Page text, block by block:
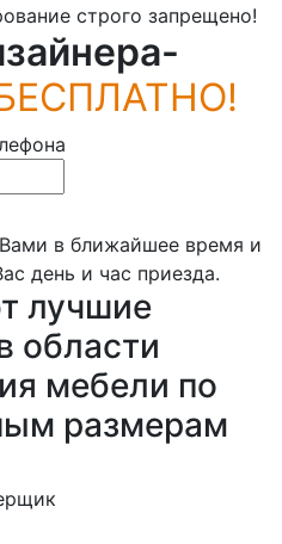
строго запрещено!
в ближайшее время и
день и час приезда.
лучшие
области
мебели по
размерам